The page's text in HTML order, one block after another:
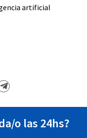
artificial
o las 24hs?